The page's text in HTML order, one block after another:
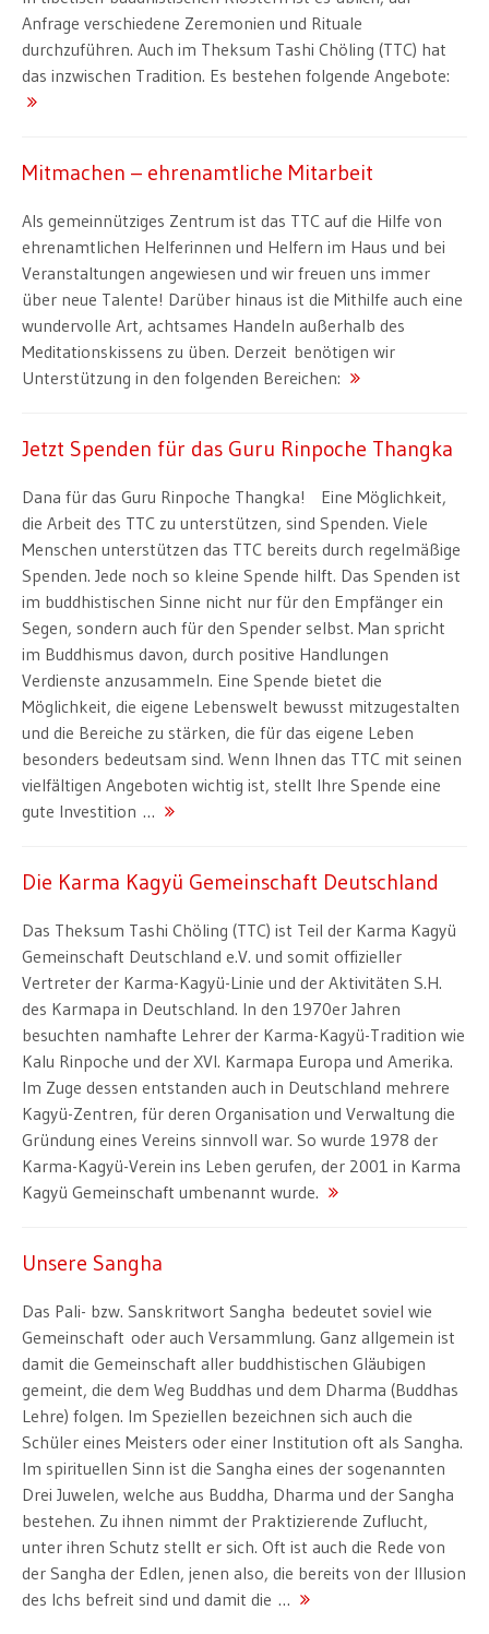
Anfrage verschiedene Zeremonien und Rituale
durchzuführen. Auch im Theksum Tashi Chöling (TTC) hat
das inzwischen Tradition. Es bestehen folgende Angebote:
Mitmachen – ehrenamtliche Mitarbeit
Als gemeinnütziges Zentrum ist das TTC auf die Hilfe von
ehrenamtlichen Helferinnen und Helfern im Haus und bei
Veranstaltungen angewiesen und wir freuen uns immer
über neue Talente! Darüber hinaus ist die Mithilfe auch eine
wundervolle Art, achtsames Handeln außerhalb des
Meditationskissens zu üben. Derzeit benötigen wir
Unterstützung in den folgenden Bereichen:
Jetzt Spenden für das Guru Rinpoche Thangka
Dana für das Guru Rinpoche Thangka! Eine Möglichkeit,
die Arbeit des TTC zu unter­stützen, sind Spenden. Viele
Menschen unterstützen das TTC bereits durch regelmäßige
Spenden. Jede noch so kleine Spende hilft. Das Spenden ist
im buddhistischen Sinne nicht nur für den Empfänger ein
Segen, sondern auch für den Spender selbst. Man spricht
im Buddhismus davon, durch positive Handlungen
Verdienste anzusammeln. Eine Spende bietet die
Möglichkeit, die eigene Lebenswelt bewusst mitzugestalten
und die Bereiche zu stärken, die für das eigene Leben
besonders bedeutsam sind. Wenn Ihnen das TTC mit seinen
vielfältigen Angeboten wichtig ist, stellt Ihre Spende eine
gute Investition …
Die Karma Kagyü Gemeinschaft Deutschland
Das Theksum Tashi Chöling (TTC) ist Teil der Karma Kagyü
Gemeinschaft Deutschland e.V. und somit offizieller
Vertreter der Karma-Kagyü-Linie und der Aktivitäten S.H.
des Karmapa in Deutschland. In den 1970er Jahren
besuchten namhafte Lehrer der Karma-Kagyü-Tradition wie
Kalu Rinpoche und der XVI. Karmapa Europa und Amerika.
Im Zuge dessen entstanden auch in Deutschland mehrere
Kagyü-Zentren, für deren Organisation und Verwaltung die
Gründung eines Vereins sinnvoll war. So wurde 1978 der
Karma-Kagyü-Verein ins Leben gerufen, der 2001 in Karma
Kagyü Gemeinschaft umbenannt wurde.
Unsere Sangha
Das Pali- bzw. Sanskritwort Sangha bedeutet soviel wie
Gemeinschaft oder auch Versammlung. Ganz allgemein ist
damit die Gemeinschaft aller buddhistischen Gläubigen
gemeint, die dem Weg Buddhas und dem Dharma (Buddhas
Lehre) folgen. Im Speziellen bezeichnen sich auch die
Schüler eines Meisters oder einer Institution oft als Sangha.
Im spirituellen Sinn ist die Sangha eines der sogenannten
Drei Juwelen, welche aus Buddha, Dharma und der Sangha
bestehen. Zu ihnen nimmt der Praktizierende Zuflucht,
unter ihren Schutz stellt er sich. Oft ist auch die Rede von
der Sangha der Edlen, jenen also, die bereits von der Illusion
des Ichs befreit sind und damit die …